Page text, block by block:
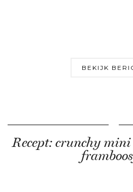
BEKIJK
Recept: crunchy